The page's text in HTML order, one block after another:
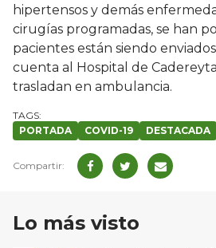
hipertensos y demás
cirugías programadas, se han
pacientes están siendo
cuenta al Hospital de
trasladan en ambulancia.
PORTADA COVID-19 DESTACADA
Lo más visto